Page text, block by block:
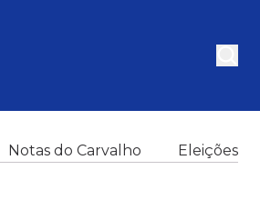
Notas do Carvalho Eleições